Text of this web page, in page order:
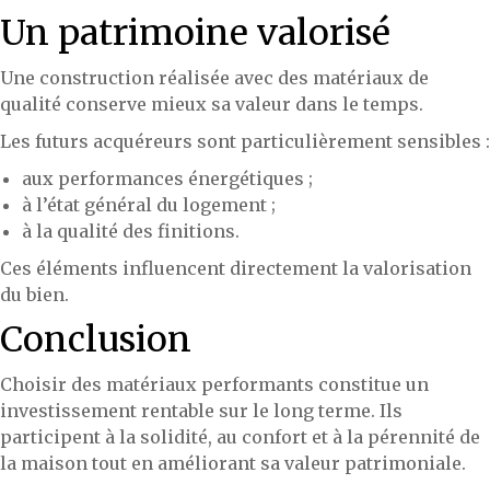
Un patrimoine valorisé
Une construction réalisée avec des matériaux de
qualité conserve mieux sa valeur dans le temps.
Les futurs acquéreurs sont particulièrement sensibles :
aux performances énergétiques ;
à l’état général du logement ;
à la qualité des finitions.
Ces éléments influencent directement la valorisation
du bien.
Conclusion
Choisir des matériaux performants constitue un
investissement rentable sur le long terme. Ils
participent à la solidité, au confort et à la pérennité de
la maison tout en améliorant sa valeur patrimoniale.